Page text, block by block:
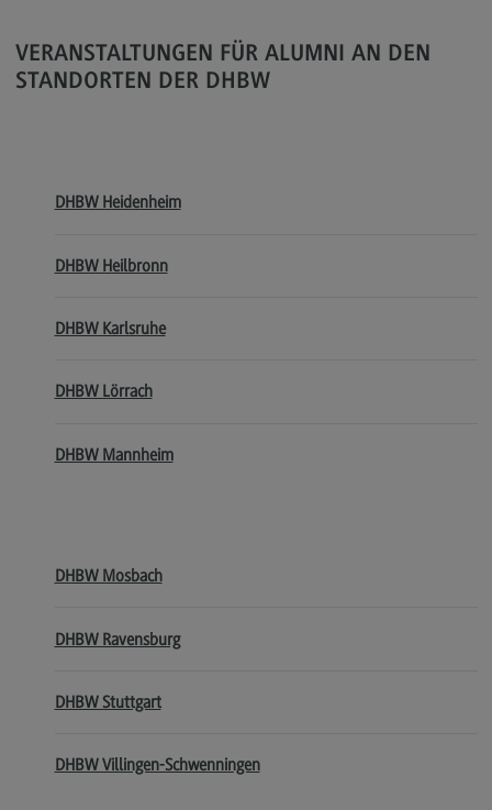
Modulangebot
Governance Sozialer Arbeit
Modulangebot
Informatik
Profil-O-Mat Informatik
Berufsperspektiven
Kontakt
Integrated Engineering
VERANSTALTUNGEN FÜR ALUMNI AN DEN
STANDORTEN DER DHBW
DHBW Heidenheim
DHBW Heilbronn
DHBW Karlsruhe
DHBW Lörrach
DHBW Mannheim
DHBW Mosbach
DHBW Ravensburg
DHBW Stuttgart
DHBW Villingen-Schwenningen